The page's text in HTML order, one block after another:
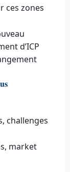
ces zones
d’ICP
challenges
market